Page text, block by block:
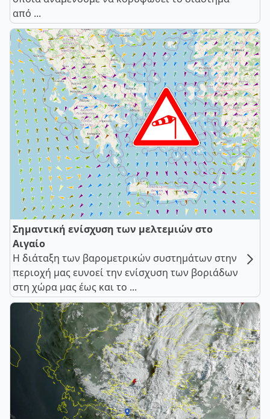
από ...
Σημαντική ενίσχυση των μελτεμιών στο
Αιγαίο
Η διάταξη των βαρομετρικών συστημάτων στην
περιοχή μας ευνοεί την ενίσχυση των βοριάδων
στη χώρα μας έως και το ...